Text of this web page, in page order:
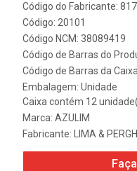
Código do Fabricante:
Código: 20101
Código NCM: 38089419
Código de Barras do
Código de Barras da
Embalagem: Unidade
Caixa contém 12
Marca: AZULIM
Fabricante:
LIMA &